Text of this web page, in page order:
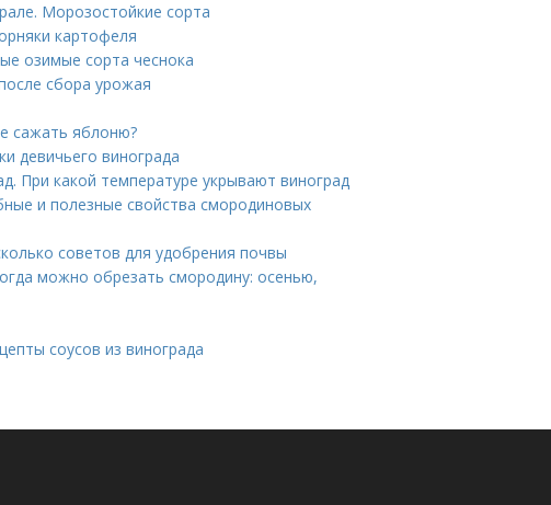
Морозостойкие сорта
картофеля
озимые сорта чеснока
сбора урожая
сажать яблоню?
девичьего винограда
При какой температуре укрывают виноград
и полезные свойства смородиновых
советов для удобрения почвы
можно обрезать смородину: осенью,
соусов из винограда